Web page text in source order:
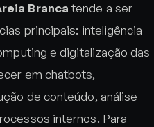
Brancatende a ser
principais: inteligência
e digitalização das
em chatbots,
de conteúdo, análise
internos. Para